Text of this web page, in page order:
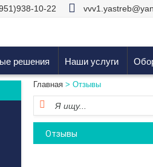
10-22
решения Наши услуги
Главная > Отзывы
Отзывы